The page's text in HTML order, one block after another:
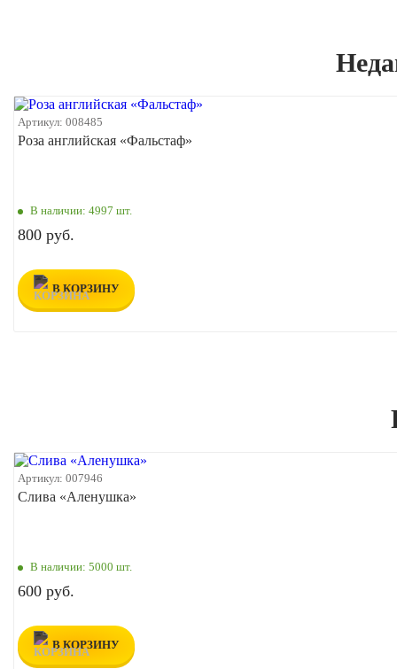
Артикул: 008485
Роза английская «Фальстаф»
В наличии: 4997 шт.
800 руб.
В КОРЗИНУ
Артикул: 007946
Слива «Аленушка»
В наличии: 5000 шт.
600 руб.
В КОРЗИНУ